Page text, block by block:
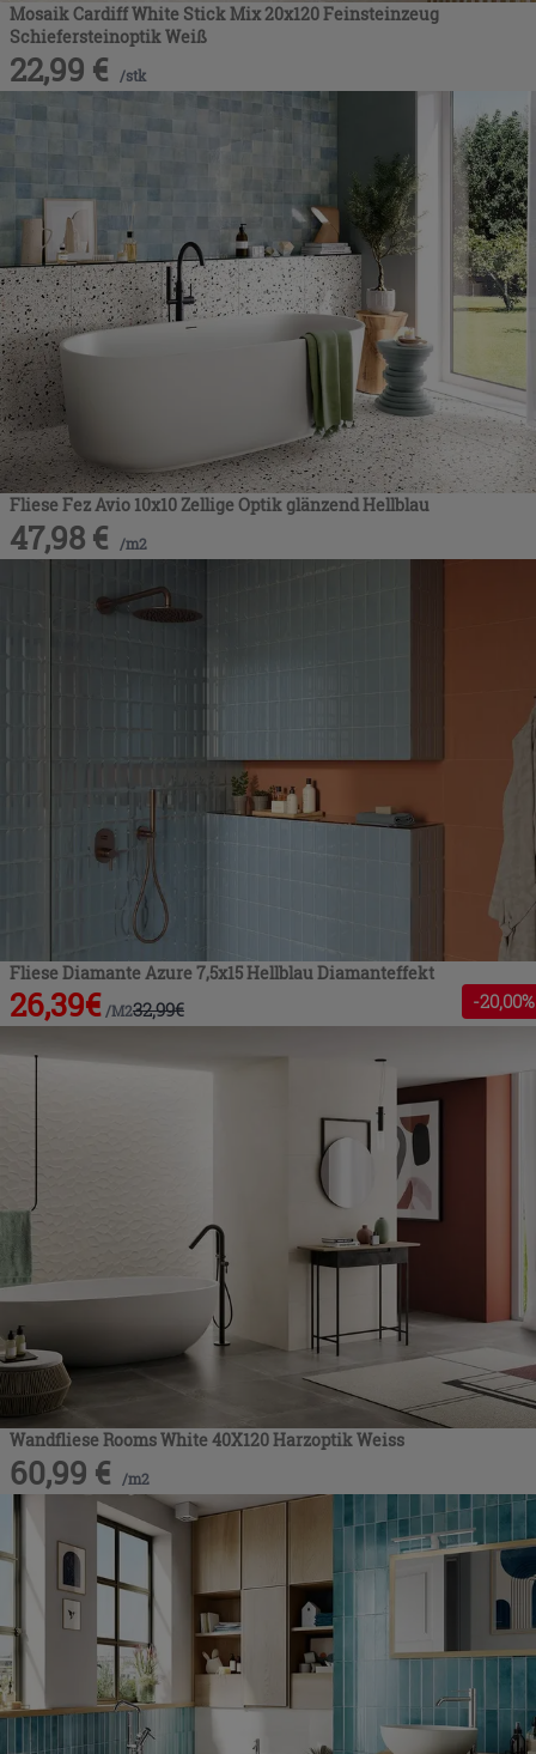
Mosaik Cardiff White Stick Mix 20x120 Feinsteinzeug
Schiefersteinoptik Weiß
22,99 € /stk
Fliese Fez Avio 10x10 Zellige Optik glänzend Hellblau
47,98 € /m2
Fliese Diamante Azure 7,5x15 Hellblau Diamanteffekt
26,39€ /M232,99€ -20,00%
Wandfliese Rooms White 40X120 Harzoptik Weiss
60,99 € /m2